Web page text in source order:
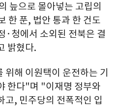
늪으로 몰아넣는 고립의
한 푼, 법안 통과 한 건도
·청에서 소외된 전북은 결
밝혔다.
해 이원택이 운전하는 기
한다"며 "이재명 정부와
고, 민주당의 전폭적인 입